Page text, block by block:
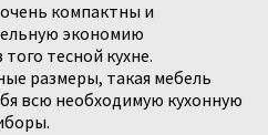
компактны и
экономию
тесной кухне.
размеры, такая мебель
всю необходимую кухонную